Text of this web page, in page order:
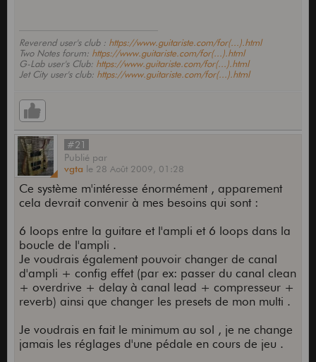
Reverend user's club : https://www.guitariste.com/for(...).html
Two Notes forum: https://www.guitariste.com/for(...).html
G-Lab user's Club: https://www.guitariste.com/for(...).html
Jet City user's club: https://www.guitariste.com/for(...).html
#21
Publié par
vgta le 28 Août 2009, 01:28
Ce système m'intéresse énormément , apparement
cela devrait convenir à mes besoins qui sont :
6 loops entre la guitare et l'ampli et 6 loops dans la
boucle de l'ampli .
Je voudrais également pouvoir changer de canal
d'ampli + config effet (par ex: passer du canal clean
+ overdrive + delay à canal lead + compresseur +
reverb) ainsi que changer les presets de mon multi .
Je voudrais en fait le minimum au sol , je ne change
jamais les réglages d'une pédale en cours de jeu .